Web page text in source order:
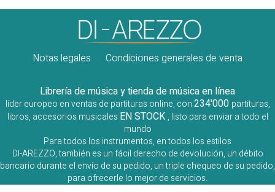
Notas legales Condiciones generales de venta
Librería de música y tienda de música en línea
líder europeo en ventas de partituras online, con234'000 partituras,
libros, accesorios musicales EN STOCK , listo para enviar a todo el
mundo
Para todos los instrumentos, en todos los estilos
DI-AREZZO, también es un fácil derecho de devolución, un débito
bancario durante el envío de su pedido, un triple chequeo de su pedido,
para ofrecerle lo mejor de servicios.